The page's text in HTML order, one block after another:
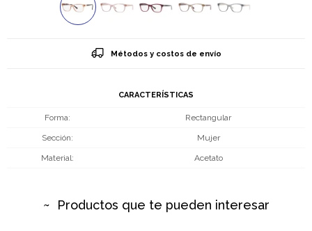
Métodos y costos de envío
CARACTERÍSTICAS
Forma Rectangular
Sección Mujer
Material Acetato
Productos que te pueden interesar